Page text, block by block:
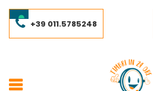
al
contenuto+39 011.5785248